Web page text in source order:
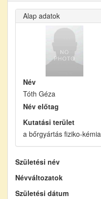
Alap adatok
Név
Tóth Géza
Név előtag
Kutatási terület
a bőrgyártás fiziko-
Születési név
Névváltozatok
Születési dátum